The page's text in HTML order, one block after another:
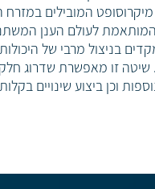
המותאמת לעולם הענן
בניצול מרבי של
שיטה זו מאפשרת שדרוג
וכן ביצוע שינויים